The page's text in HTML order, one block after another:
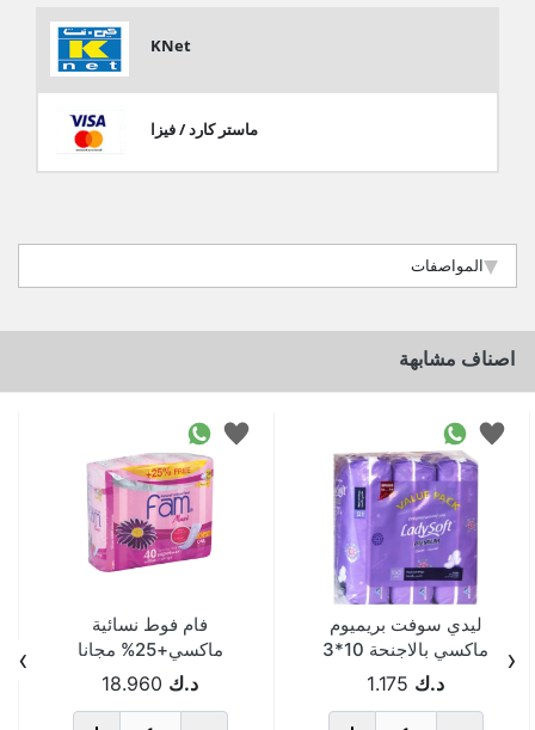
KNet
ماستر كارد / فيزا
المواصفات
اصناف مشابهة
ليدي سوفت بريميوم
ماكسي بالاجنحة 10*3
د.ك 1.175
فام فوط نسائية
ماكسي+25% مجانا
د.ك 18.960
‹
›